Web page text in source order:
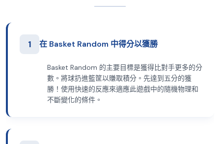
1 在 Basket Random 中得分以獲勝
Basket Random 的主要目標是獲得比對手更多的分
數。將球扔進籃筐以賺取積分。先達到五分的獲
勝！使用快速的反應來適應此遊戲中的隨機物理和
不斷變化的條件。